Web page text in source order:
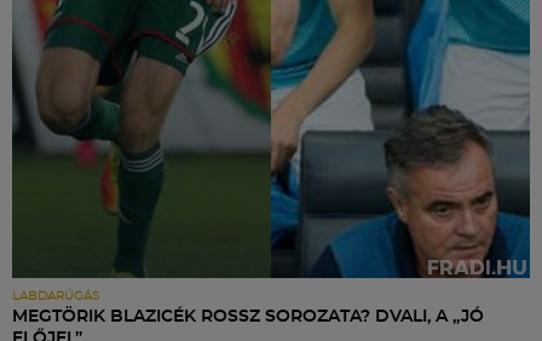
LABDARÚGÁS
MEGTÖRIK BLAZICÉK ROSSZ SOROZATA? DVALI, A „JÓ
Meccscenter
Klub
Szolgáltatások
Shop